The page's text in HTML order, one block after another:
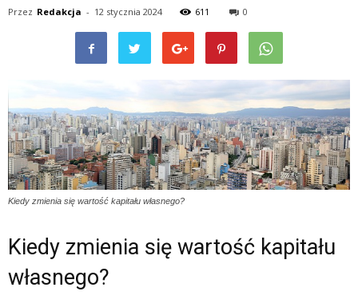
Przez Redakcja - 12 stycznia 2024 611 0
Kiedy zmienia się wartość kapitału własnego?
Kiedy zmienia się wartość kapitału
własnego?